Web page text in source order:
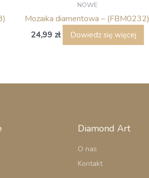
NOWE
Mozaika diamentowa – (FBM0232)
24,99 zł Dowiedz się więcej
Diamond Art
O nas
Kontakt